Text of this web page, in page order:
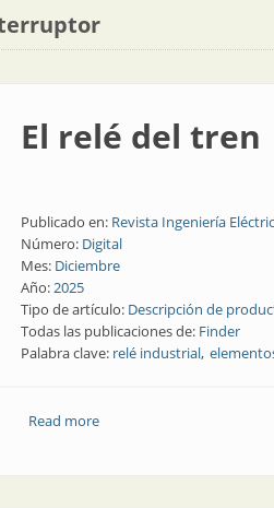
El relé del tren
Publicado en: Revista Ingeniería
Número: Digital
Mes: Diciembre
Año:2025
Tipo de artículo: Descripción de
Todas las publicaciones de: Finder
Palabra clave: relé industrial
Read moreabout El relé del tren